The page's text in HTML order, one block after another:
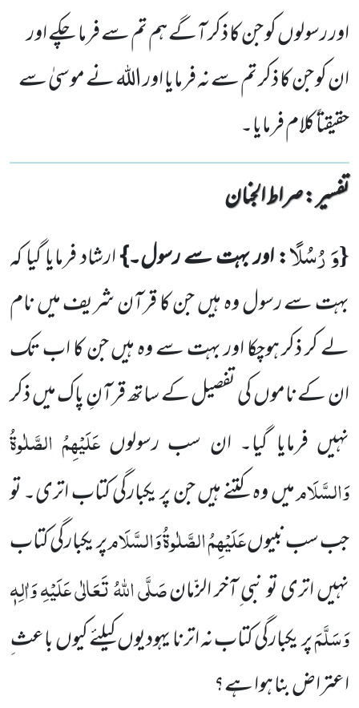
اور رسولوں کو جن کا ذکر آگے ہم تم سے فرما چکے اور
ان کو جن کا ذکر تم سے نہ فرمایا اور اللہ نے موسیٰ سے
حقیقتاً کلام فرمایا۔
تفسیر : ‎صراط الجنان
{وَ رُسُلًا: اور بہت سے رسول۔}ارشاد فرمایا گیا کہ
بہت سے رسول وہ ہیں جن کا قرآن شریف میں نام
لے کر ذکر ہوچکا اور بہت سے وہ ہیں جن کا اب تک
ان کے ناموں کی تفصیل کے ساتھ قرآنِ پاک میں ذکر
نہیں فرمایا گیا۔ ان سب رسولوں عَلَیْہِمُ الصَّلٰوۃُ
وَالسَّلَاممیں وہ کتنے ہیں جن پر یکبارگی کتاب اتری۔ تو
جب سب نبیوںعَلَیْہِمُ الصَّلٰوۃُ وَالسَّلَامپر یکبارگیکتاب
نہیں اتری تو نبی ِآخر الزّمانصَلَّی اللہُ تَعَالٰی عَلَیْہِ وَاٰلِہٖ
وَسَلَّمَپر یکبارگی کتاب نہ اترنا یہودیوں کیلئے کیوں باعث ِ
اعتراض بنا ہوا ہے؟